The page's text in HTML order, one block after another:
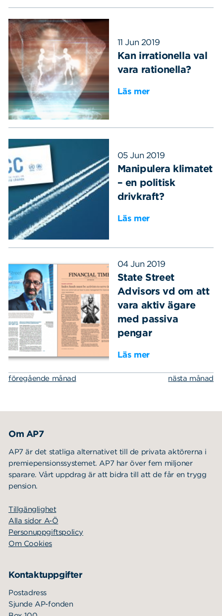
11 Jun 2019
Kan irrationella val
vara rationella?
Läs mer
05 Jun 2019
Manipulera klimatet
– en politisk
drivkraft?
Läs mer
04 Jun 2019
State Street
Advisors vd om att
vara aktiv ägare
med passiva
pengar
Läs mer
föregående månad nästa månad
Om AP7
AP7 är det statliga alternativet till de privata aktörerna i
premiepensionssystemet. AP7 har över fem miljoner
sparare. Vårt uppdrag är att bidra till att de får en trygg
pension.
Tillgänglighet
Alla sidor A-Ö
Personuppgiftspolicy
Om Cookies
Kontaktuppgifter
Postadress
Sjunde AP-fonden